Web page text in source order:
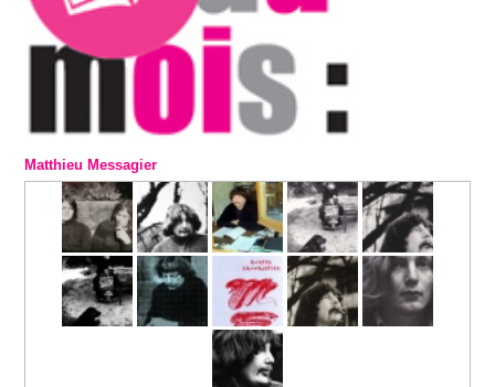
Matthieu Messagier